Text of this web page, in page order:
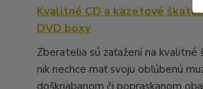
Kvalitné CD a kazetové
DVD boxy
Zberatelia sú zaťažení na kvalitné
nik nechce mať svoju obľúbenú
doškriabanom či popraskanom